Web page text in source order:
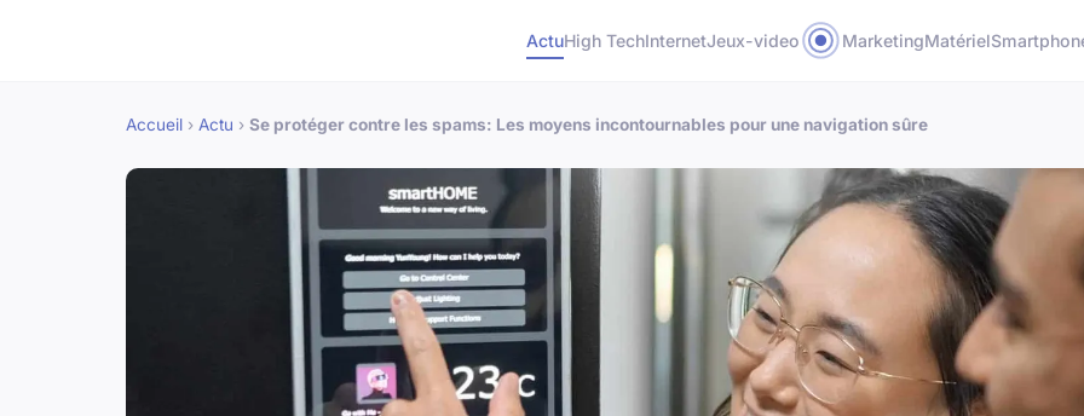
ActuHigh TechInternetJeux-video MarketingMatériel
Accueil › Actu › Se protéger contre les spams: Les moyens incontournables pour une navigation sûre